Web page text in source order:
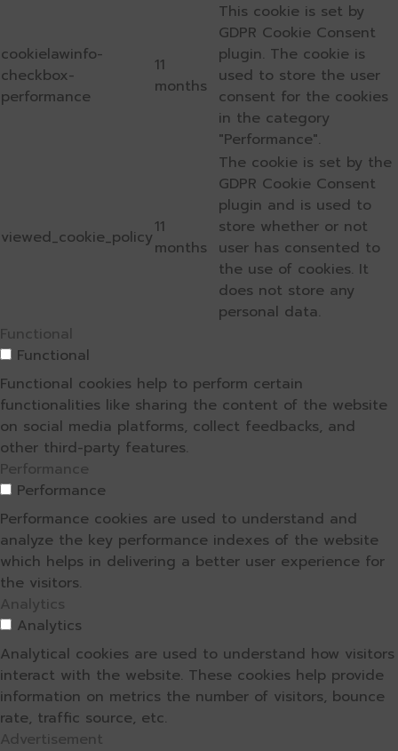
cookielawinfo-
checkbox-
performance
11
months
This cookie is set by
GDPR Cookie Consent
plugin. The cookie is
used to store the user
consent for the cookies
in the category
"Performance".
viewed_cookie_policy11
months
The cookie is set by the
GDPR Cookie Consent
plugin and is used to
store whether or not
user has consented to
the use of cookies. It
does not store any
personal data.
Functional
Functional
Functional cookies help to perform certain
functionalities like sharing the content of the website
on social media platforms, collect feedbacks, and
other third-party features.
Performance
Performance
Performance cookies are used to understand and
analyze the key performance indexes of the website
which helps in delivering a better user experience for
the visitors.
Analytics
Analytics
Analytical cookies are used to understand how visitors
interact with the website. These cookies help provide
information on metrics the number of visitors, bounce
rate, traffic source, etc.
Advertisement